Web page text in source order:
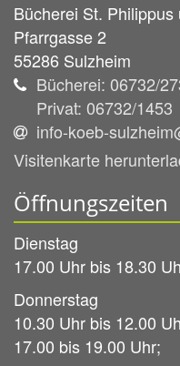
Bücherei St.
Pfarrgasse 2
55286 Sulzheim
Bücherei: 06732/
Privat: 06732/1453
info-koeb-
Visitenkarte
Öffnungszeiten
Dienstag
17.00 Uhr bis 18.30
Donnerstag
10.30 Uhr bis 12.00
17.00 bis 19.00 Uhr;